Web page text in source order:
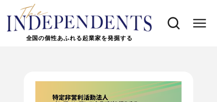
全国の個性あふれる起業家を発掘する